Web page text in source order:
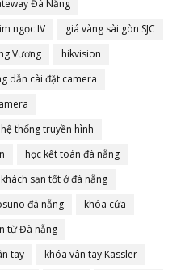
Đà Nẵng
ngọc IV
giá vàng sài gòn SJC
Vương
hikvision
dẫn cài đặt camera
hệ thống truyền hình
học kết toán đà nẵng
khách sạn tốt ở đà nẵng
đà nẵng
khóa cửa
từ Đà nẵng
tay
khóa vân tay Kassler